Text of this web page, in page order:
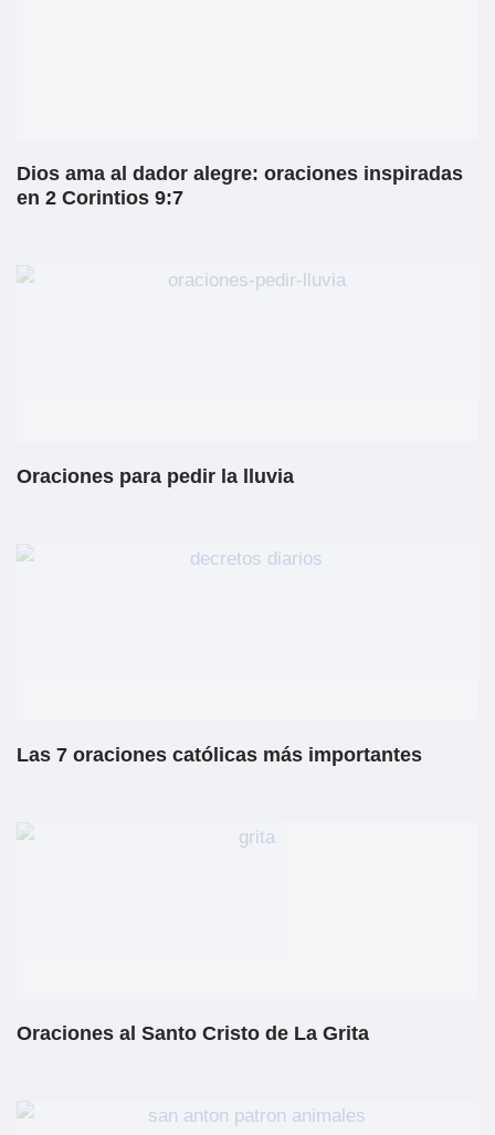
Dios ama al dador alegre: oraciones inspiradas
en 2 Corintios 9:7
Oraciones para pedir la lluvia
Las 7 oraciones católicas más importantes
Oraciones al Santo Cristo de La Grita